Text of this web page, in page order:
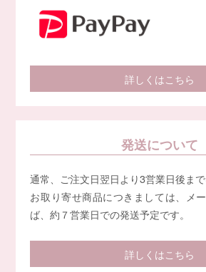
詳しくはこちら
発送について
通常、ご注文日翌日より3営業日後まで
お取り寄せ商品につきましては、メ
ば、約７営業日での発送予定です。
詳しくはこちら